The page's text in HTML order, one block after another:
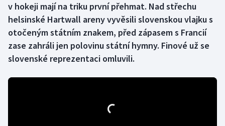
Box
Curling
Dostihy
Florbal
v hokeji mají na triku první přehmat. Nad střechu
helsinské Hartwall areny vyvěsili slovenskou vlajku s
otočeným státním znakem, před zápasem s Francií
zase zahráli jen polovinu státní hymny. Finové už se
slovenské reprezentaci omluvili.